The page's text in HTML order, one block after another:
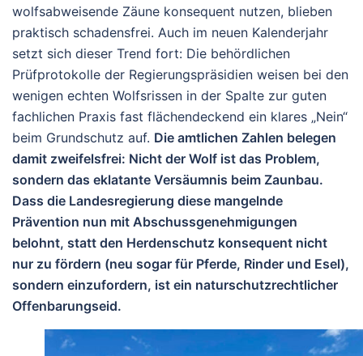
wolfsabweisende Zäune konsequent nutzen, blieben
praktisch schadensfrei. Auch im neuen Kalenderjahr
setzt sich dieser Trend fort: Die behördlichen
Prüfprotokolle der Regierungspräsidien weisen bei den
wenigen echten Wolfsrissen in der Spalte zur guten
fachlichen Praxis fast flächendeckend ein klares „Nein“
beim Grundschutz auf. Die amtlichen Zahlen belegen
damit zweifelsfrei: Nicht der Wolf ist das Problem,
sondern das eklatante Versäumnis beim Zaunbau.
Dass die Landesregierung diese mangelnde
Prävention nun mit Abschussgenehmigungen
belohnt, statt den Herdenschutz konsequent nicht
nur zu fördern (neu sogar für Pferde, Rinder und Esel),
sondern einzufordern, ist ein naturschutzrechtlicher
Offenbarungseid.